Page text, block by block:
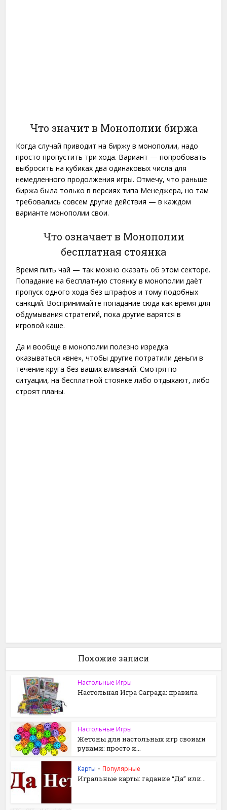
Что значит в Монополии биржа
Когда случай приводит на биржу в монополии, надо
просто пропустить три хода. Вариант — попробовать
выбросить на кубиках два одинаковых числа для
немедленного продолжения игры. Отмечу, что раньше
биржа была только в версиях типа Менеджера, но там
требовались совсем другие действия — в каждом
варианте монополии свои.
Что означает в Монополии
бесплатная стоянка
Время пить чай — так можно сказать об этом секторе.
Попадание на бесплатную стоянку в монополии даёт
пропуск одного хода без штрафов и тому подобных
санкций. Воспринимайте попадание сюда как время для
обдумывания стратегий, пока другие варятся в
игровой каше.
Да и вообще в монополии полезно изредка
оказываться «вне», чтобы другие потратили деньги в
течение круга без ваших вливаний. Смотря по
ситуации, на бесплатной стоянке либо отдыхают, либо
строят планы.
Похожие записи
Настольные Игры
Настольная Игра Саграда: правила
Настольные Игры
Жетоны для настольных игр своими
руками: просто и...
Карты • Популярные
Игральные карты: гадание “Да” или...